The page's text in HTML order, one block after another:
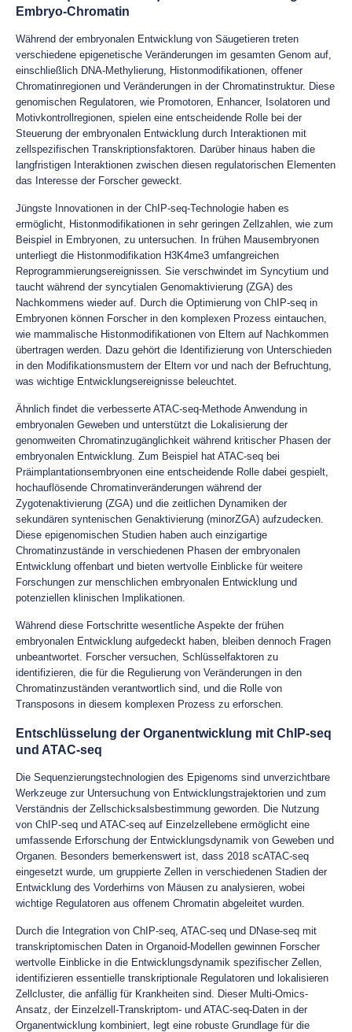
Embryo-Chromatin
Während der embryonalen Entwicklung von Säugetieren treten
verschiedene epigenetische Veränderungen im gesamten Genom auf,
einschließlich DNA-Methylierung, Histonmodifikationen, offener
Chromatinregionen und Veränderungen in der Chromatinstruktur. Diese
genomischen Regulatoren, wie Promotoren, Enhancer, Isolatoren und
Motivkontrollregionen, spielen eine entscheidende Rolle bei der
Steuerung der embryonalen Entwicklung durch Interaktionen mit
zellspezifischen Transkriptionsfaktoren. Darüber hinaus haben die
langfristigen Interaktionen zwischen diesen regulatorischen Elementen
das Interesse der Forscher geweckt.
Jüngste Innovationen in der ChIP-seq-Technologie haben es
ermöglicht, Histonmodifikationen in sehr geringen Zellzahlen, wie zum
Beispiel in Embryonen, zu untersuchen. In frühen Mausembryonen
unterliegt die Histonmodifikation H3K4me3 umfangreichen
Reprogrammierungsereignissen. Sie verschwindet im Syncytium und
taucht während der syncytialen Genomaktivierung (ZGA) des
Nachkommens wieder auf. Durch die Optimierung von ChIP-seq in
Embryonen können Forscher in den komplexen Prozess eintauchen,
wie mammalische Histonmodifikationen von Eltern auf Nachkommen
übertragen werden. Dazu gehört die Identifizierung von Unterschieden
in den Modifikationsmustern der Eltern vor und nach der Befruchtung,
was wichtige Entwicklungsereignisse beleuchtet.
Ähnlich findet die verbesserte ATAC-seq-Methode Anwendung in
embryonalen Geweben und unterstützt die Lokalisierung der
genomweiten Chromatinzugänglichkeit während kritischer Phasen der
embryonalen Entwicklung. Zum Beispiel hat ATAC-seq bei
Präimplantationsembryonen eine entscheidende Rolle dabei gespielt,
hochauflösende Chromatinveränderungen während der
Zygotenaktivierung (ZGA) und die zeitlichen Dynamiken der
sekundären syntenischen Genaktivierung (minorZGA) aufzudecken.
Diese epigenomischen Studien haben auch einzigartige
Chromatinzustände in verschiedenen Phasen der embryonalen
Entwicklung offenbart und bieten wertvolle Einblicke für weitere
Forschungen zur menschlichen embryonalen Entwicklung und
potenziellen klinischen Implikationen.
Während diese Fortschritte wesentliche Aspekte der frühen
embryonalen Entwicklung aufgedeckt haben, bleiben dennoch Fragen
unbeantwortet. Forscher versuchen, Schlüsselfaktoren zu
identifizieren, die für die Regulierung von Veränderungen in den
Chromatinzuständen verantwortlich sind, und die Rolle von
Transposons in diesem komplexen Prozess zu erforschen.
Entschlüsselung der Organentwicklung mit ChIP-seq
und ATAC-seq
Die Sequenzierungstechnologien des Epigenoms sind unverzichtbare
Werkzeuge zur Untersuchung von Entwicklungstrajektorien und zum
Verständnis der Zellschicksalsbestimmung geworden. Die Nutzung
von ChIP-seq und ATAC-seq auf Einzelzellebene ermöglicht eine
umfassende Erforschung der Entwicklungsdynamik von Geweben und
Organen. Besonders bemerkenswert ist, dass 2018 scATAC-seq
eingesetzt wurde, um gruppierte Zellen in verschiedenen Stadien der
Entwicklung des Vorderhirns von Mäusen zu analysieren, wobei
wichtige Regulatoren aus offenem Chromatin abgeleitet wurden.
Durch die Integration von ChIP-seq, ATAC-seq und DNase-seq mit
transkriptomischen Daten in Organoid-Modellen gewinnen Forscher
wertvolle Einblicke in die Entwicklungsdynamik spezifischer Zellen,
identifizieren essentielle transkriptionale Regulatoren und lokalisieren
Zellcluster, die anfällig für Krankheiten sind. Dieser Multi-Omics-
Ansatz, der Einzelzell-Transkriptom- und ATAC-seq-Daten in der
Organentwicklung kombiniert, legt eine robuste Grundlage für die